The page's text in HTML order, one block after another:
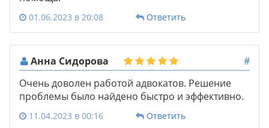
01.06.2023 в 20:08 Ответить
Анна Сидорова
#
Очень доволен работой адвокатов. Решение
проблемы было найдено быстро и эффективно.
11.04.2023 в 00:16 Ответить